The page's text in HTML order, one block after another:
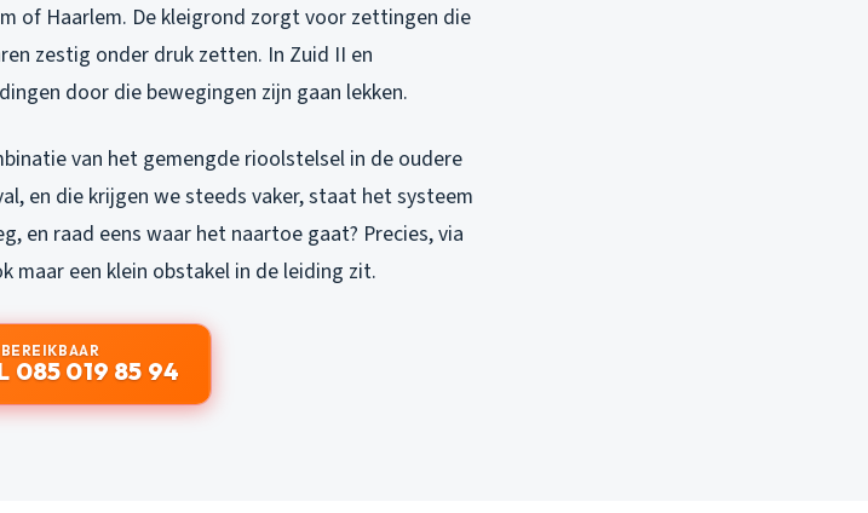
of Haarlem. De kleigrond zorgt voor zettingen die
zestig onder druk zetten. In Zuid II en
door die bewegingen zijn gaan lekken.
van het gemengde rioolstelsel in de oudere
en die krijgen we steeds vaker, staat het systeem
en raad eens waar het naartoe gaat? Precies, via
maar een klein obstakel in de leiding zit.
085 019 85 94